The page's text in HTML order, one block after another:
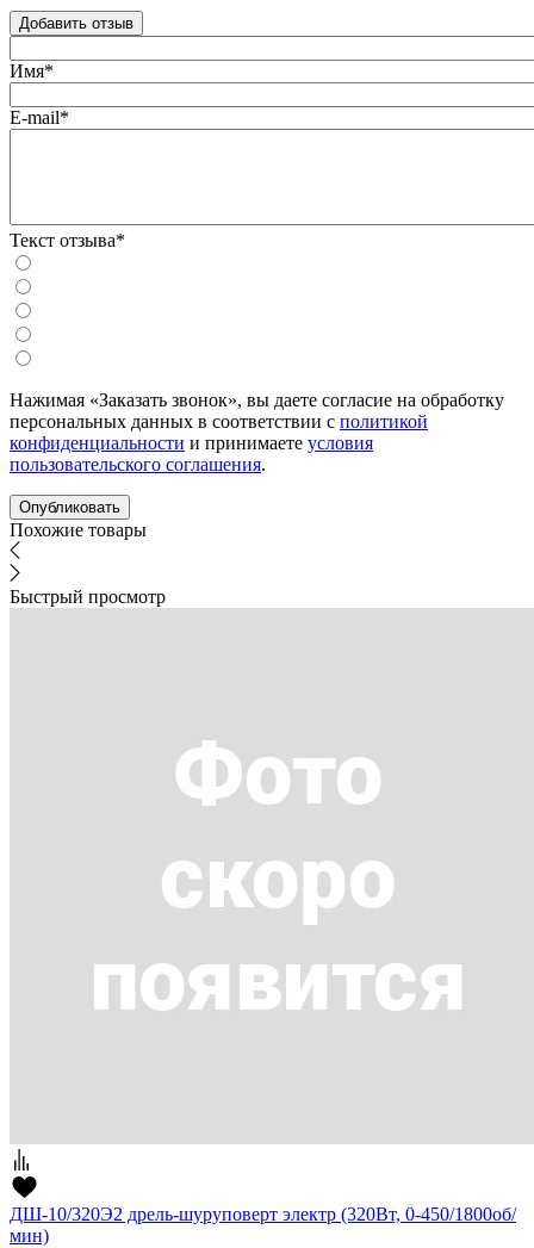
Добавить отзыв
Имя*
E-mail*
Текст отзыва*
Нажимая «Заказать звонок», вы даете согласие на обработку
персональных данных в соответствии с политикой
конфиденциальности и принимаете условия
пользовательского соглашения.
Похожие товары
Быстрый просмотр
ДШ-10/320Э2 дрель-шуруповерт электр (320Вт, 0-450/1800об/
мин)